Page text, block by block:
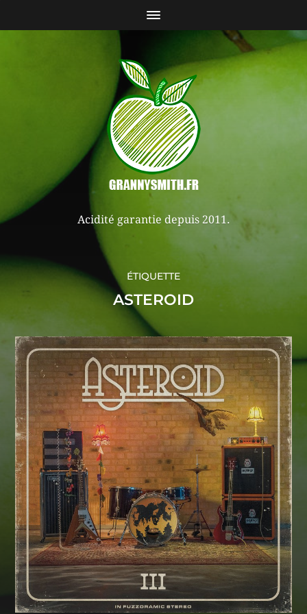
Acidité garantie depuis 2011.
ÉTIQUETTE
ASTEROID